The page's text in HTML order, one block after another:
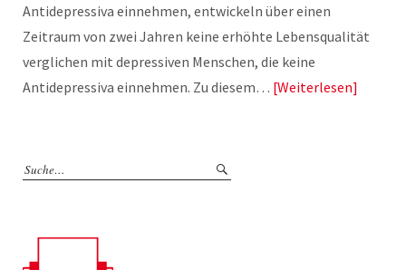
Antidepressiva einnehmen, entwickeln über einen
Zeitraum von zwei Jahren keine erhöhte Lebensqualität
verglichen mit depressiven Menschen, die keine
Antidepressiva einnehmen. Zu diesem… Weiterlesen